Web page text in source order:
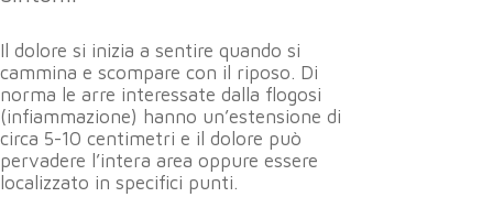
Il dolore si inizia a sentire quando si
cammina e scompare con il riposo. Di
norma le arre interessate dalla flogosi
(infiammazione) hanno un’estensione di
circa 5-10 centimetri e il dolore può
pervadere l’intera area oppure essere
localizzato in specifici punti.